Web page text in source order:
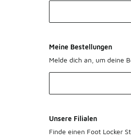
Meine Bestellungen
Melde dich an, um deine
Unsere Filialen
Finde einen Foot Locker